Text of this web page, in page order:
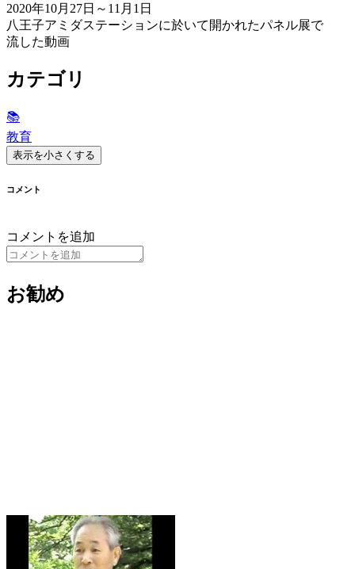
2020年10月27日～11月1日
八王子アミダステーションに於いて開かれたパネル展で
流した動画
カテゴリ
📚
教育
表示を小さくする
コメント
コメントを追加
お勧め